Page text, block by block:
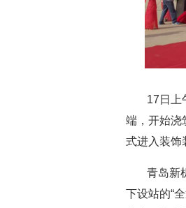
17日上
端，开始浇
式进入装饰
青岛新
下设站的“